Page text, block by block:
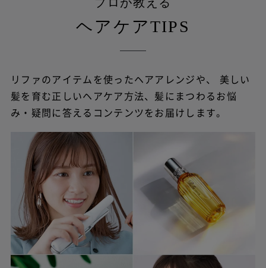
プロが教える
ヘアケアTIPS
リファのアイテムを使ったヘアアレンジや、 美しい
髪を育む正しいヘアケア方法、髪にまつわるお悩
み・疑問に答えるコンテンツをお届けします。